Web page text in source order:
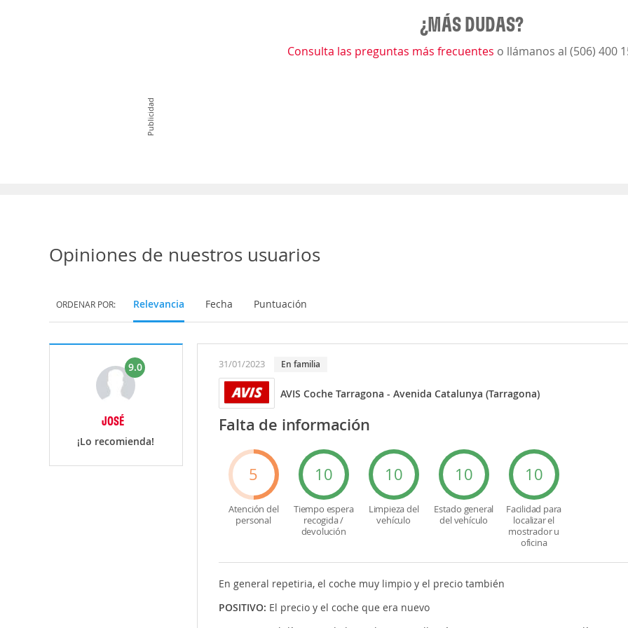
¿MÁS DUDAS?
Consulta las preguntas más frecuentes o llámanos al (506) 400
Publicidad
Opiniones de nuestros usuarios
ORDENAR POR: Relevancia Fecha Puntuación
9.0
JOSÉ
¡Lo recomienda!
31/01/2023 En familia
AVIS Coche Tarragona - Avenida Catalunya (Tarragona)
Falta de información
5
Atención del
personal
10
Tiempo espera
recogida /
devolución
10
Limpieza del
vehículo
10
Estado general
del vehículo
10
Facilidad para
localizar el
mostrador u
oficina
En general repetiria, el coche muy limpio y el precio también
POSITIVO: El precio y el coche que era nuevo